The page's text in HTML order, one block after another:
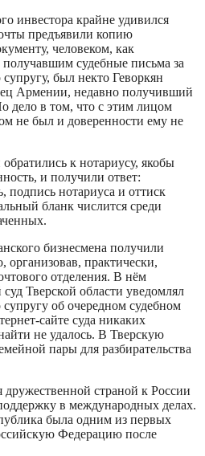
инвестора крайне удивился
предъявили копию
человеком, как
судебные письма за
был некто Геворкян
Армении, недавно получивший
дело в том, что с этим лицом
не был и доверенности ему не
к нотариусу, якобы
и получили ответ:
подпись нотариуса и оттиск
бланк числится среди
бизнесмена получили
организовав, практически,
отделения. В нём
Тверской области уведомлял
об очередном судебном
сайте суда никаких
не удалось. В Тверскую
пары для разбирательства
страной к России
в международных делах.
была одним из первых
Федерацию после